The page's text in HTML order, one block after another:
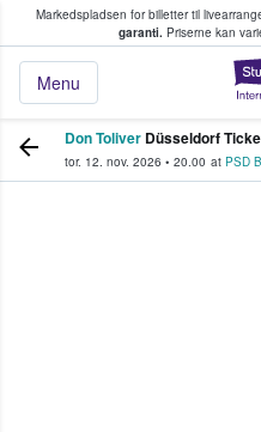
Markedspladsen for billetter til
garanti.Priserne kan
Menu
køber og
Don Toliver Düsseldorf
tor. 12. nov. 2026 • 20.00 at PSD